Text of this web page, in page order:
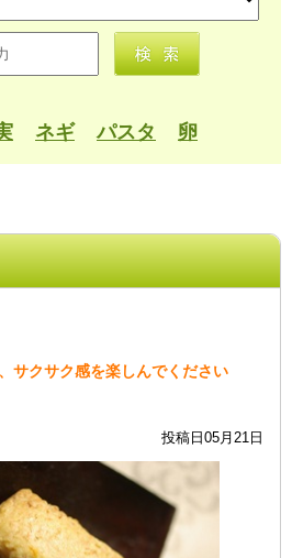
ネギ パスタ 卵
サクサク感を楽しんでください
投稿日05月21日